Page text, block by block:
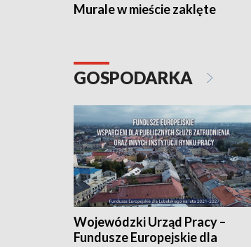
Murale w mieście zaklęte
GOSPODARKA
Wojewódzki Urząd Pracy –
Fundusze Europejskie dla